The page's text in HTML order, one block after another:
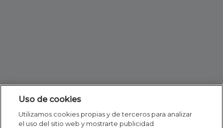
Uso de cookies
Utilizamos cookies propias y de terceros para analizar
el uso del sitio web y mostrarte publicidad